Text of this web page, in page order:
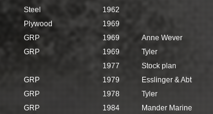
Steel
1962
Plywood
1969
GRP 1969
Anne Wever
GRP 1969
Tyler
1977
Stock plan
GRP 1979
Esslinger & Abt
GRP 1978
Tyler
GRP 1984
Mander Marine